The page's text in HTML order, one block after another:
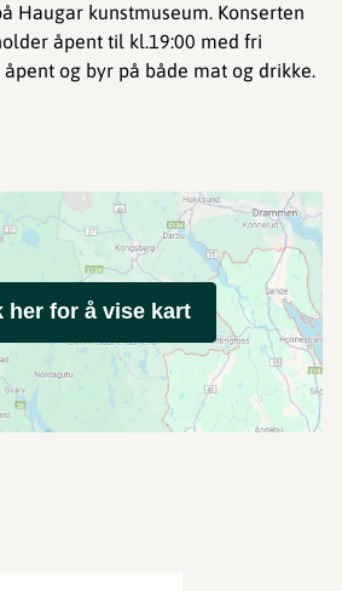
Haugar kunstmuseum. Konserten
åpent til kl.19:00 med fri
og byr på både mat og drikke.
her for å vise kart